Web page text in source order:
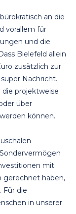
an die
vorallem für
und die
Bielefeld allein
zusätzlich zur
Nachricht.
projektweise
über
können.
mit
gerechnet haben,
Für die
in unserer